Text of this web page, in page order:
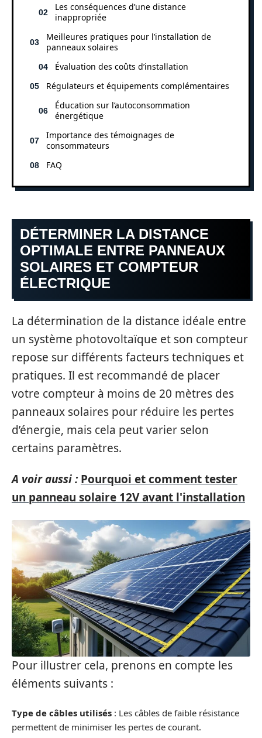
Les conséquences d’une distance
inappropriée
Meilleures pratiques pour l’installation de
panneaux solaires
Évaluation des coûts d’installation
Régulateurs et équipements complémentaires
Éducation sur l’autoconsommation
énergétique
Importance des témoignages de
consommateurs
FAQ
DÉTERMINER LA DISTANCE
OPTIMALE ENTRE PANNEAUX
SOLAIRES ET COMPTEUR
ÉLECTRIQUE
La détermination de la distance idéale entre
un système photovoltaïque et son compteur
repose sur différents facteurs techniques et
pratiques. Il est recommandé de placer
votre compteur à moins de 20 mètres des
panneaux solaires pour réduire les pertes
d’énergie, mais cela peut varier selon
certains paramètres.
A voir aussi : Pourquoi et comment tester
un panneau solaire 12V avant l'installation
Pour illustrer cela, prenons en compte les
éléments suivants :
Type de câbles utilisés : Les câbles de faible résistance
permettent de minimiser les pertes de courant.